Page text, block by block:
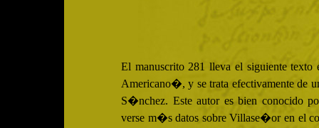
El manuscrito 281 lleva el siguiente
Americano�, y se trata efectivamente de
S�nchez. Este autor es bien conocido
verse m�s datos sobre Villase�or en el